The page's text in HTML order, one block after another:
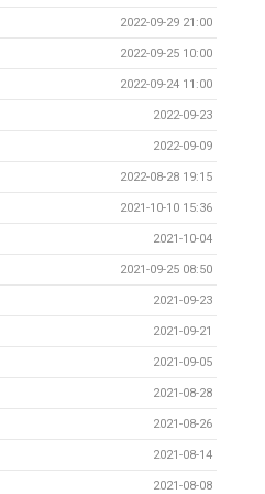
2022-09-29 21:00
2022-09-25 10:00
2022-09-24 11:00
2022-09-23
2022-09-09
2022-08-28 19:15
2021-10-10 15:36
2021-10-04
2021-09-25 08:50
2021-09-23
2021-09-21
2021-09-05
2021-08-28
2021-08-26
2021-08-14
2021-08-08